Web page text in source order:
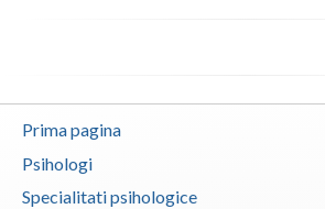
Prima pagina
Psihologi
Specialitati psihologice